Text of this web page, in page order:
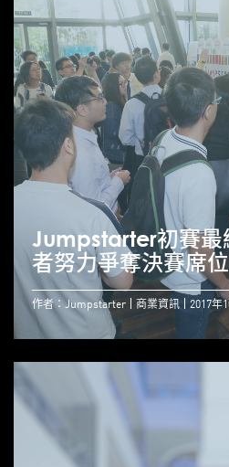
Jumpstarter初賽最
者努力爭奪決賽席位
作者：Jumpstarter 商業資訊 2017年